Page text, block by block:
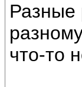
Разные
что-то